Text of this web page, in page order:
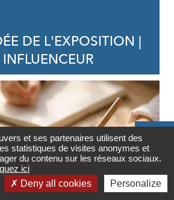
Contact

Newsletter
DE L'EXPOSITION |
et ses partenaires utilisent des
statistiques de visites anonymes et
du contenu sur les réseaux sociaux.
ici
Deny all cookies Personalize